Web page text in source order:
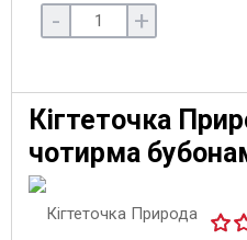
- +
Кігтеточка
чотирма